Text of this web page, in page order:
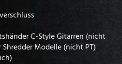
C-Style Gitarren (nicht
Shredder Modelle (nicht PT)